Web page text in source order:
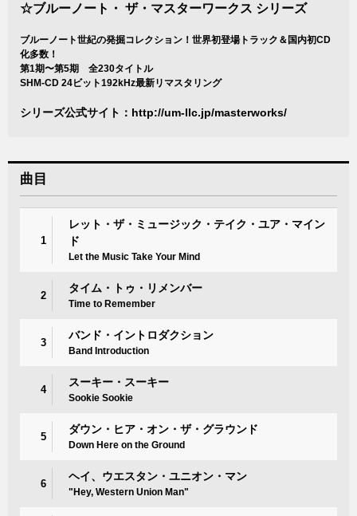
☆ブルーノート・ ザ・マスターワークス シリーズ
ブルーノート世紀の発掘コレクション！世界初登場トラック＆国内初CD
化多数！
第1期〜第5期 全230タイトル
SHM-CD 24ビット192kHz最新リマスタリング
シリーズ公式サイト： http://um-llc.jp/masterworks/
曲目
1
レット・ザ・ミュージック・テイク・ユア・マイン
ド
Let the Music Take Your Mind
2
タイム・トゥ・リメンバー
Time to Remember
3
バンド・イントロダクション
Band Introduction
4
スーキー・スーキー
Sookie Sookie
5
ダウン・ヒア・オン・ザ・グラウンド
Down Here on the Ground
6
ヘイ、ウエスタン・ユニオン・マン
"Hey, Western Union Man"